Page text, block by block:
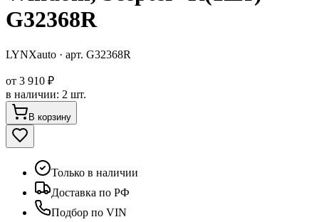
G32368R
LYNXauto · арт. G32368R
от 3 910 ₽
в наличии: 2 шт.
В корзину
Только в наличии
Доставка по РФ
Подбор по VIN